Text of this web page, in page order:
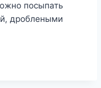
посыпать
дроблеными